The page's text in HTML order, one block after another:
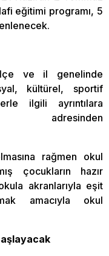
eğitimi programı, 5
ve il genelinde
kültürel, sportif
ilgili ayrıntılara
adresinden
rağmen okul
çocukların hazır
akranlarıyla eşit
amacıyla okul